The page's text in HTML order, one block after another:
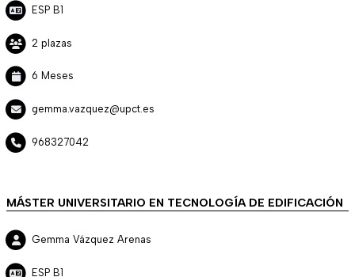
ESP B1
2 plazas
6 Meses
gemma.vazquez@upct.es
968327042
MÁSTER UNIVERSITARIO EN TECNOLOGÍA DE EDIFICACIÓN
Gemma Vázquez Arenas
ESP B1